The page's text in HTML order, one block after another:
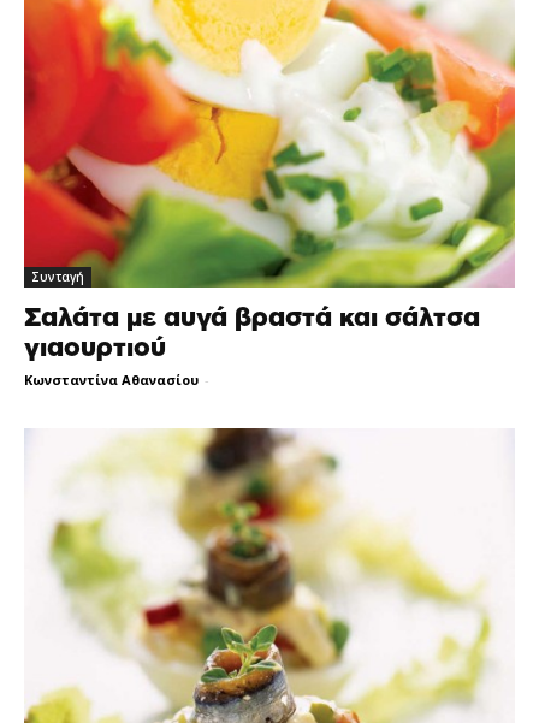
Συνταγή
Σαλάτα με αυγά βραστά και σάλτσα
γιαουρτιού
Κωνσταντίνα Αθανασίου -